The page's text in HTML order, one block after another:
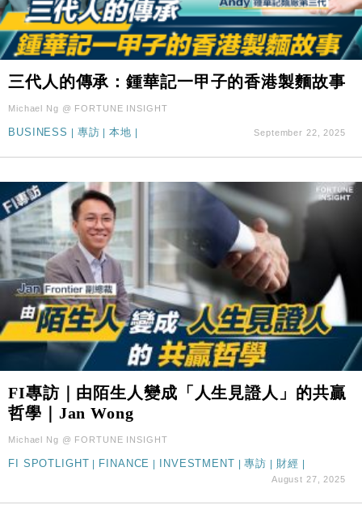
三代人的傳承：鍾華記一甲子的香港製麵故事
Michael Ng @ FORTUNE INSIGHT
BUSINESS | 專訪 |本地 | September 22, 2025
FI專訪｜由陌生人變成「人生見證人」的共贏
哲學｜Jan Wong
Michael Ng @ FORTUNE INSIGHT
FI SPOTLIGHT FINANCE INVESTMENT |專訪 財經
August 27, 2025